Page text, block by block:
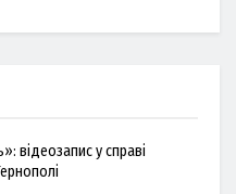
відеозапис у справі